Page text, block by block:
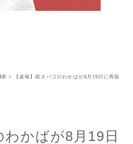
>
【速報】紙タバコのわかばが8月19日に再販
わかばが8月19日